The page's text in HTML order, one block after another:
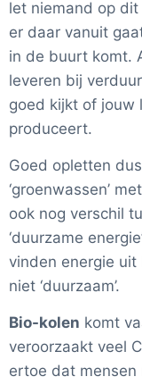
let niemand op
er daar vanuit
in de buurt komt.
leveren bij
goed kijkt of jouw
produceert.
Goed opletten
‘groenwassen’
ook nog verschil
‘duurzame
vinden energie
niet ‘duurzaam’.
Bio-kolen komt
veroorzaakt veel
ertoe dat mensen